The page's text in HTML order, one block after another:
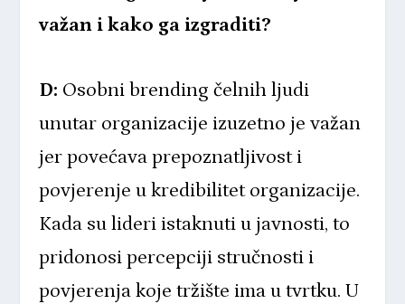
važan i kako ga izgraditi?
D: Osobni brending čelnih ljudi
unutar organizacije izuzetno je važan
jer povećava prepoznatljivost i
povjerenje u kredibilitet organizacije.
Kada su lideri istaknuti u javnosti, to
pridonosi percepciji stručnosti i
povjerenja koje tržište ima u tvrtku. U